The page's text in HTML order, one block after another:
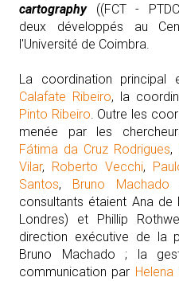
cartography((FCT -
deux développés au
l'Université de Coimbra.
La coordination principal
Calafate Ribeiro, la
Pinto Ribeiro. Outre les
menée par les
Fátima da Cruz Rodrigues,
Vilar, Roberto Vecchi,
Santos, Bruno Machado
consultants étaient Ana de
Londres) et Phillip
direction exécutive de la
Bruno Machado ; la
communication par Helena